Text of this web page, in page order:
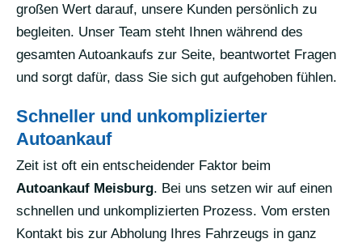
großen Wert darauf, unsere Kunden persönlich zu
begleiten. Unser Team steht Ihnen während des
gesamten Autoankaufs zur Seite, beantwortet Fragen
und sorgt dafür, dass Sie sich gut aufgehoben fühlen.
Schneller und unkomplizierter
Autoankauf
Zeit ist oft ein entscheidender Faktor beim
Autoankauf Meisburg. Bei uns setzen wir auf einen
schnellen und unkomplizierten Prozess. Vom ersten
Kontakt bis zur Abholung Ihres Fahrzeugs in ganz